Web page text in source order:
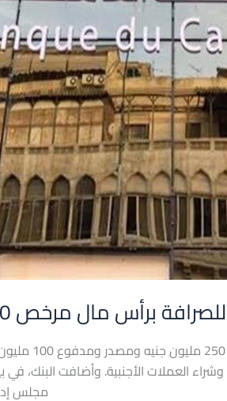
مال مرخص 250 مليون جنيه
كتبت- منال المصري: قال
العملات الأجنبية. وأضافت البنك، في
مجلس